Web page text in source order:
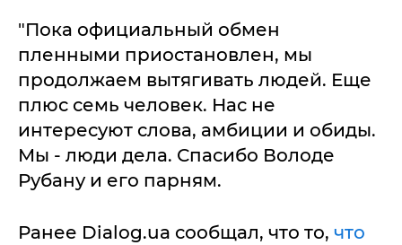
"Пока официальный обмен
пленными приостановлен, мы
продолжаем вытягивать людей. Еще
плюс семь человек. Нас не
интересуют слова, амбиции и обиды.
Мы - люди дела. Спасибо Володе
Рубану и его парням.
Ранее Dialog.ua сообщал, что то, что